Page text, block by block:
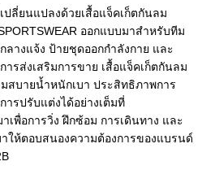
ปลี่ยนแปลงด้วยเสื้อแจ็คเก็ตกันลม
ออกแบบมาสำหรับทีม
างแจ้ง ป้ายชุดออกกำลังกาย และ
ารส่งเสริมการขาย เสื้อแจ็คเก็ตกันลม
สบายน้ำหนักเบา ประสิทธิภาพการ
รปรับแต่งได้อย่างเต็มที่
เพื่อการวิ่ง ฝึกซ้อม การเดินทาง และ
ให้ตอบสนองความต้องการของแบรนด์